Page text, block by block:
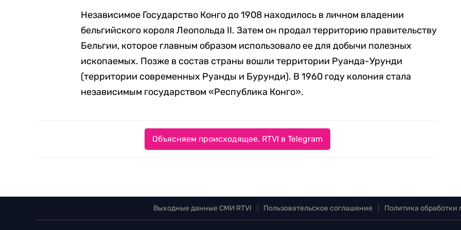
Независимое Государство Конго до 1908 находилось в личном владении
бельгийского короля Леопольда II. Затем он продал территорию правительству
Бельгии, которое главным образом использовало ее для добычи полезных
ископаемых. Позже в состав страны вошли территории Руанда-Урунди
(территории современных Руанды и Бурунди). В 1960 году колония стала
независимым государством «Республика Конго».
Объясняем происходящее. RTVI в Telegram
Выходные данные СМИ RTVI Пользовательское соглашение Политика